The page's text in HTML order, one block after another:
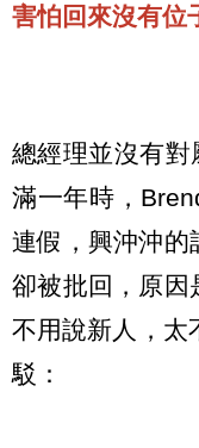
害怕回來沒有位
總經理並沒有對
滿一年時，
連假，興沖沖的
卻被批回，原因
不用說新人，太
駁：